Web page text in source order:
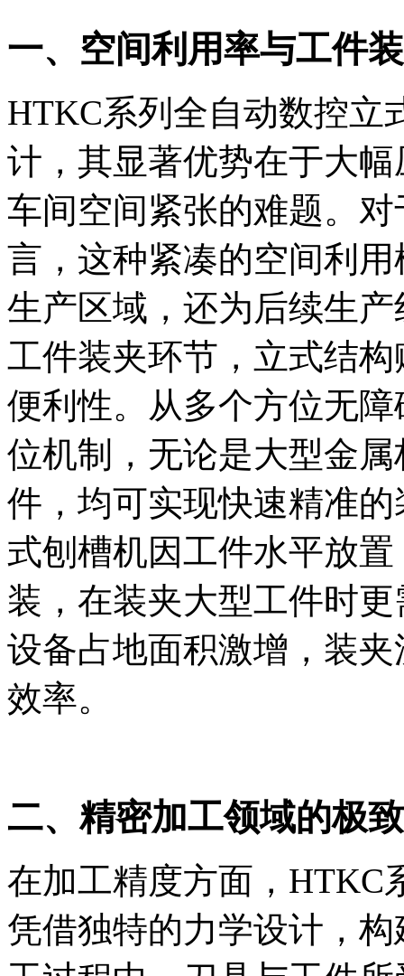
一、空间利用率与工件
HTKC系列全自动数控立
计，其显著优势在于大
车间空间紧张的难题。
言，这种紧凑的空间利
生产区域，还为后续生
工件装夹环节，立式结
便利性。从多个方位无
位机制，无论是大型金
件，均可实现快速精准
式刨槽机因工件水平放
装，在装夹大型工件时
设备占地面积激增，装
效率。
二、精密加工领域的极
在加工精度方面，HTKC
凭借独特的力学设计，